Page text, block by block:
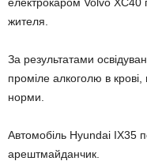
жителя.
За результатами
проміле алкоголю в
норми.
Автомобіль Hyundai IX35
арештмайданчик.